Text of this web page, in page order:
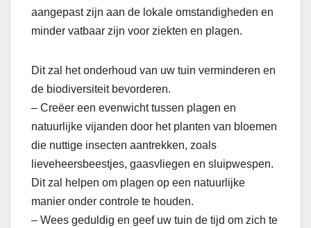
aangepast zijn aan de lokale omstandigheden en
minder vatbaar zijn voor ziekten en plagen.
Dit zal het onderhoud van uw tuin verminderen en
de biodiversiteit bevorderen.
– Creëer een evenwicht tussen plagen en
natuurlijke vijanden door het planten van bloemen
die nuttige insecten aantrekken, zoals
lieveheersbeestjes, gaasvliegen en sluipwespen.
Dit zal helpen om plagen op een natuurlijke
manier onder controle te houden.
– Wees geduldig en geef uw tuin de tijd om zich te